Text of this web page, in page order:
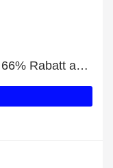
Powgen: Riesige Ersparnis von 66% Rabatt auf die gesamte Seite